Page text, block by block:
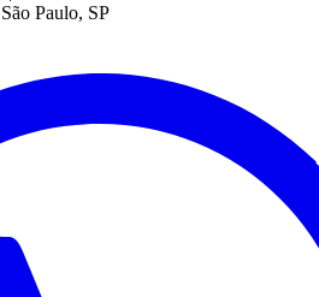
Paulo, SP